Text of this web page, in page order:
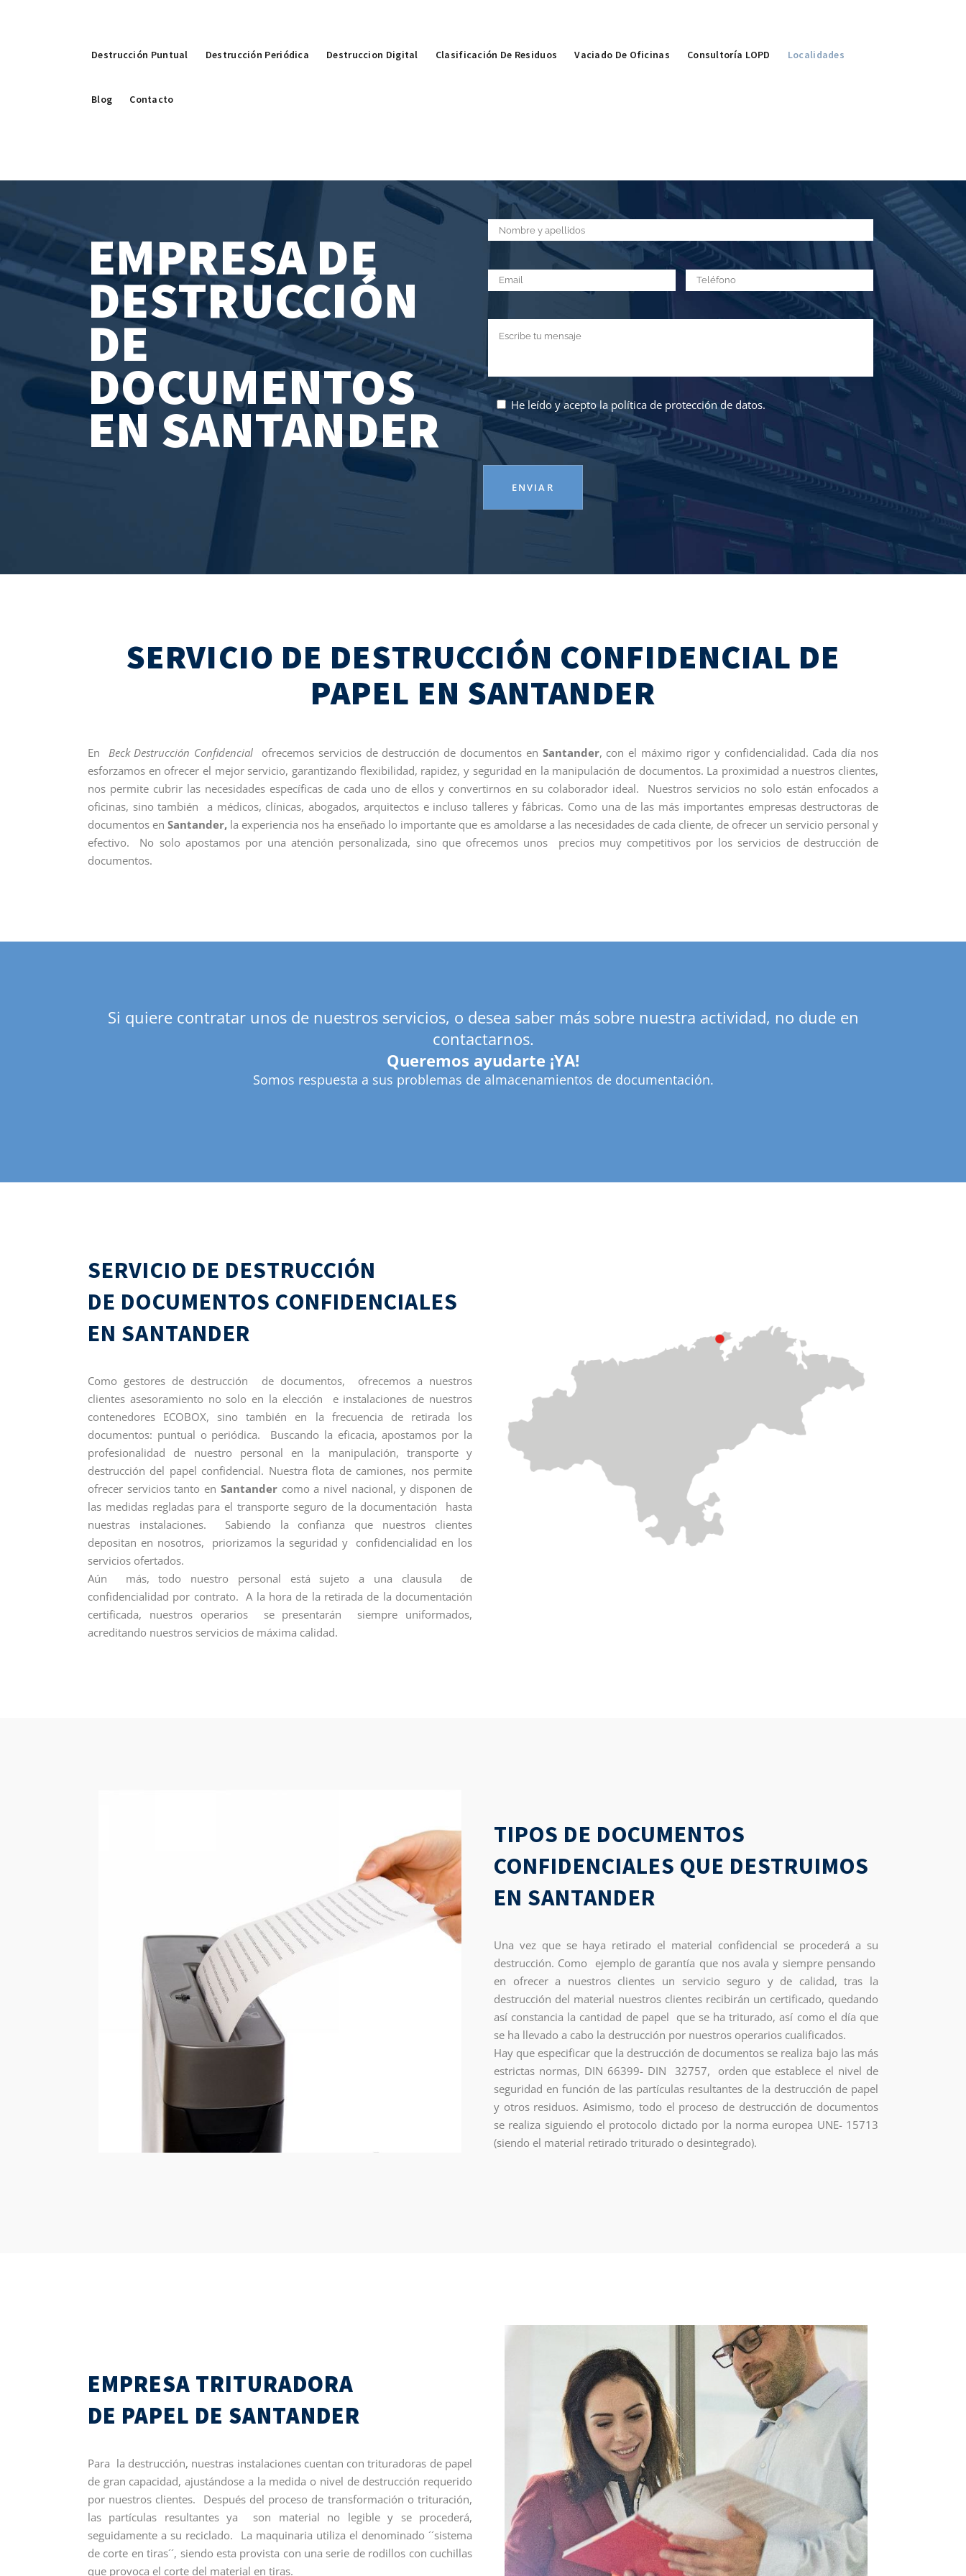
Destrucción Puntual Destrucción Periódica Destruccion Digital Clasificación De Residuos Vaciado De Oficinas Consultoría LOPD Localidades
Blog Contacto
EMPRESA DE
DESTRUCCIÓN
DE
DOCUMENTOS
EN SANTANDER He leído y acepto la política de protección de datos.
SERVICIO DE DESTRUCCIÓN CONFIDENCIAL DE
PAPEL EN SANTANDER
En Beck Destrucción Confidencial ofrecemos servicios de destrucción de documentos en Santander, con el máximo rigor y confidencialidad. Cada día nos
esforzamos en ofrecer el mejor servicio, garantizando flexibilidad, rapidez, y seguridad en la manipulación de documentos. La proximidad a nuestros clientes,
nos permite cubrir las necesidades específicas de cada uno de ellos y convertirnos en su colaborador ideal. Nuestros servicios no solo están enfocados a
oficinas, sino también a médicos, clínicas, abogados, arquitectos e incluso talleres y fábricas. Como una de las más importantes empresas destructoras de
documentos en Santander, la experiencia nos ha enseñado lo importante que es amoldarse a las necesidades de cada cliente, de ofrecer un servicio personal y
efectivo. No solo apostamos por una atención personalizada, sino que ofrecemos unos precios muy competitivos por los servicios de destrucción de
documentos.
Si quiere contratar unos de nuestros servicios, o desea saber más sobre nuestra actividad, no dude en
contactarnos.
Queremos ayudarte ¡YA!
Somos respuesta a sus problemas de almacenamientos de documentación.
SERVICIO DE DESTRUCCIÓN
DE DOCUMENTOS CONFIDENCIALES
EN SANTANDER
Como gestores de destrucción de documentos, ofrecemos a nuestros
clientes asesoramiento no solo en la elección e instalaciones de nuestros
contenedores ECOBOX, sino también en la frecuencia de retirada los
documentos: puntual o periódica. Buscando la eficacia, apostamos por la
profesionalidad de nuestro personal en la manipulación, transporte y
destrucción del papel confidencial. Nuestra flota de camiones, nos permite
ofrecer servicios tanto en Santander como a nivel nacional, y disponen de
las medidas regladas para el transporte seguro de la documentación hasta
nuestras instalaciones. Sabiendo la confianza que nuestros clientes
depositan en nosotros, priorizamos la seguridad y confidencialidad en los
servicios ofertados.
Aún más, todo nuestro personal está sujeto a una clausula de
confidencialidad por contrato. A la hora de la retirada de la documentación
certificada, nuestros operarios se presentarán siempre uniformados,
acreditando nuestros servicios de máxima calidad.
TIPOS DE DOCUMENTOS
CONFIDENCIALES QUE DESTRUIMOS
EN SANTANDER
Una vez que se haya retirado el material confidencial se procederá a su
destrucción. Como ejemplo de garantía que nos avala y siempre pensando
en ofrecer a nuestros clientes un servicio seguro y de calidad, tras la
destrucción del material nuestros clientes recibirán un certificado, quedando
así constancia la cantidad de papel que se ha triturado, así como el día que
se ha llevado a cabo la destrucción por nuestros operarios cualificados.
Hay que especificar que la destrucción de documentos se realiza bajo las más
estrictas normas, DIN 66399- DIN 32757, orden que establece el nivel de
seguridad en función de las partículas resultantes de la destrucción de papel
y otros residuos. Asimismo, todo el proceso de destrucción de documentos
se realiza siguiendo el protocolo dictado por la norma europea UNE- 15713
(siendo el material retirado triturado o desintegrado).
EMPRESA TRITURADORA
DE PAPEL DE SANTANDER
Para la destrucción, nuestras instalaciones cuentan con trituradoras de papel
de gran capacidad, ajustándose a la medida o nivel de destrucción requerido
por nuestros clientes. Después del proceso de transformación o trituración,
las partículas resultantes ya son material no legible y se procederá,
seguidamente a su reciclado. La maquinaria utiliza el denominado ´´sistema
de corte en tiras´´, siendo esta provista con una serie de rodillos con cuchillas
que provoca el corte del material en tiras.